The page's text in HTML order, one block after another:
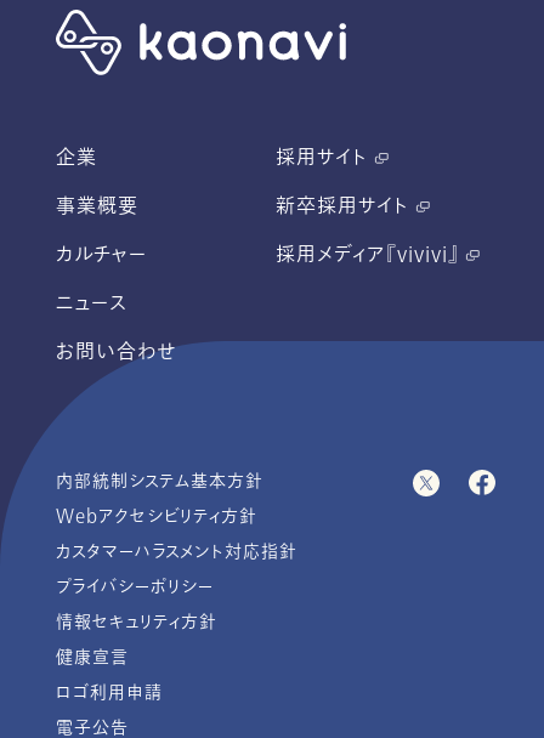
企業
事業概要
カルチャー
ニュース
お問い合わせ
採用サイト
新卒採用サイト
採用メディア『vivivi』
内部統制システム基本方針
Webアクセシビリティ方針
カスタマーハラスメント対応指針
プライバシーポリシー
情報セキュリティ方針
健康宣言
ロゴ利用申請
電子公告